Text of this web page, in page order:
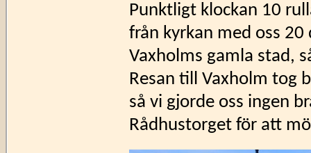
Punktligt klockan 10
från kyrkan med oss
Vaxholms gamla stad,
Resan till Vaxholm tog
så vi gjorde oss ingen
Rådhustorget för att